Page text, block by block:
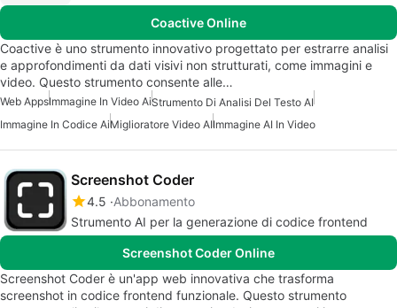
Coactive Online
Coactive è uno strumento innovativo progettato per estrarre analisi
e approfondimenti da dati visivi non strutturati, come immagini e
video. Questo strumento consente alle…
Web AppsImmagine In Video AiStrumento Di Analisi Del Testo AI
Immagine In Codice AiMiglioratore Video AIImmagine AI In Video
Screenshot Coder
4.5 Abbonamento
Strumento AI per la generazione di codice frontend
Screenshot Coder Online
Screenshot Coder è un'app web innovativa che trasforma
screenshot in codice frontend funzionale. Questo strumento